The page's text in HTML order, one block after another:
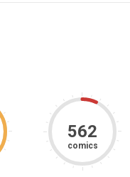
562
comics